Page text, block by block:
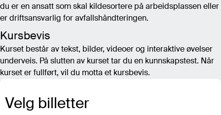
du er en ansatt som skal kildesortere på arbeidsplassen eller
er driftsansvarlig for avfallshåndteringen.
Kursbevis
Kurset består av tekst, bilder, videoer og interaktive øvelser
underveis. På slutten av kurset tar du en kunnskapstest. Når
kurset er fullført, vil du motta et kursbevis.
Velg billetter